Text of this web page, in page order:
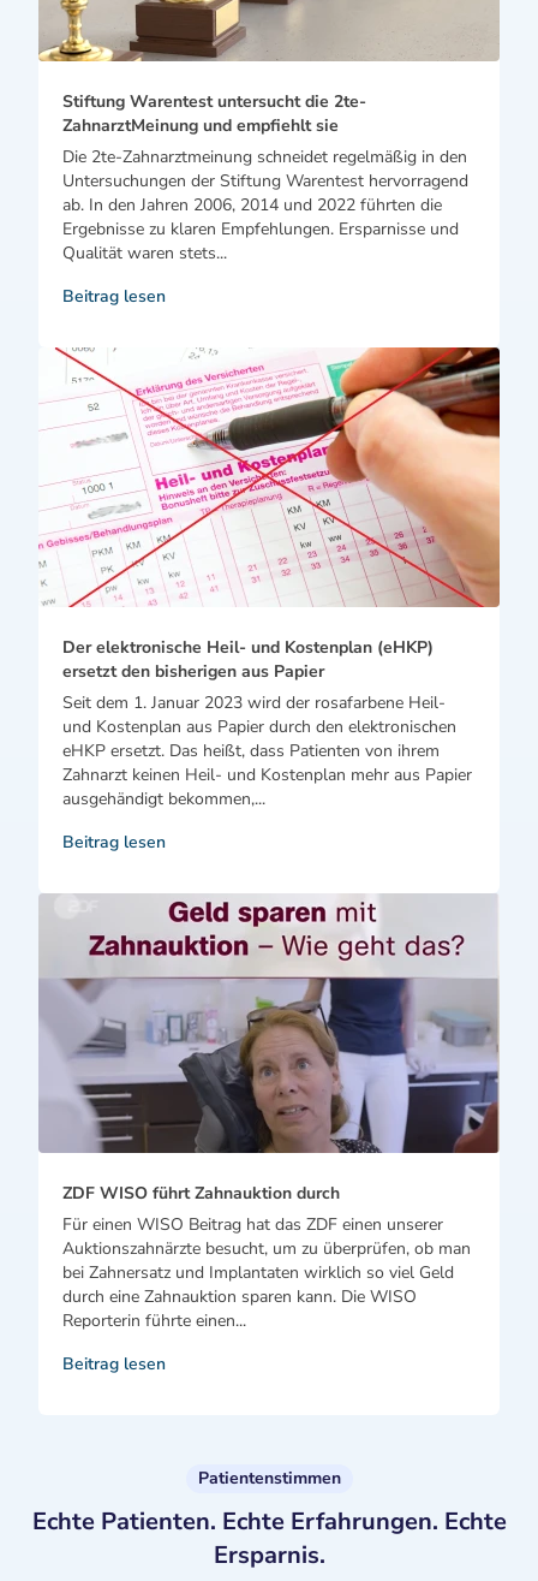
Stiftung Warentest untersucht die 2te-
ZahnarztMeinung und empfiehlt sie
Die 2te-Zahnarztmeinung schneidet regelmäßig in den
Untersuchungen der Stiftung Warentest hervorragend
ab. In den Jahren 2006, 2014 und 2022 führten die
Ergebnisse zu klaren Empfehlungen. Ersparnisse und
Qualität waren stets...
Beitrag lesen
Der elektronische Heil- und Kostenplan (eHKP)
ersetzt den bisherigen aus Papier
Seit dem 1. Januar 2023 wird der rosafarbene Heil-
und Kostenplan aus Papier durch den elektronischen
eHKP ersetzt. Das heißt, dass Patienten von ihrem
Zahnarzt keinen Heil- und Kostenplan mehr aus Papier
ausgehändigt bekommen,...
Beitrag lesen
ZDF WISO führt Zahnauktion durch
Für einen WISO Beitrag hat das ZDF einen unserer
Auktionszahnärzte besucht, um zu überprüfen, ob man
bei Zahnersatz und Implantaten wirklich so viel Geld
durch eine Zahnauktion sparen kann. Die WISO
Reporterin führte einen...
Beitrag lesen
Patientenstimmen
Echte Patienten. Echte Erfahrungen. Echte
Ersparnis.